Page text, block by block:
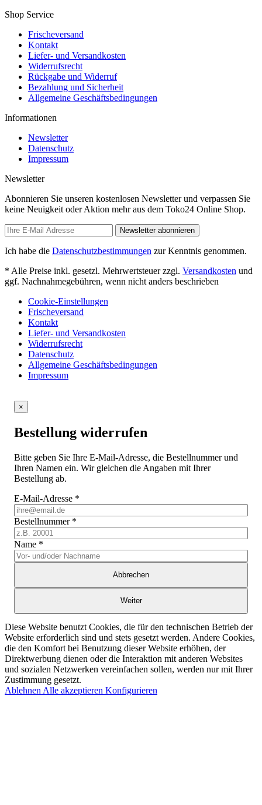
Shop Service
Frischeversand
Kontakt
Liefer- und Versandkosten
Widerrufsrecht
Rückgabe und Widerruf
Bezahlung und Sicherheit
Allgemeine Geschäftsbedingungen
Informationen
Newsletter
Datenschutz
Impressum
Newsletter
Abonnieren Sie unseren kostenlosen Newsletter und verpassen Sie
keine Neuigkeit oder Aktion mehr aus dem Toko24 Online Shop.
Newsletter abonnieren
Ich habe die Datenschutzbestimmungen zur Kenntnis genommen.
* Alle Preise inkl. gesetzl. Mehrwertsteuer zzgl. Versandkosten und
ggf. Nachnahmegebühren, wenn nicht anders beschrieben
Cookie-Einstellungen
Frischeversand
Kontakt
Liefer- und Versandkosten
Widerrufsrecht
Datenschutz
Allgemeine Geschäftsbedingungen
Impressum
×
Bestellung widerrufen
Bitte geben Sie Ihre E-Mail-Adresse, die Bestellnummer und
Ihren Namen ein. Wir gleichen die Angaben mit Ihrer
Bestellung ab.
E-Mail-Adresse *
Bestellnummer *
Name *
Abbrechen
Weiter
Diese Website benutzt Cookies, die für den technischen Betrieb der
Website erforderlich sind und stets gesetzt werden. Andere Cookies,
die den Komfort bei Benutzung dieser Website erhöhen, der
Direktwerbung dienen oder die Interaktion mit anderen Websites
und sozialen Netzwerken vereinfachen sollen, werden nur mit Ihrer
Zustimmung gesetzt.
Ablehnen Alle akzeptieren Konfigurieren